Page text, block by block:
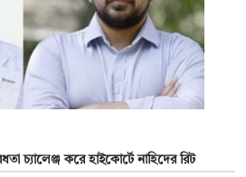
চ্যালেঞ্জ করে হাইকোর্টে নাহিদের রিট